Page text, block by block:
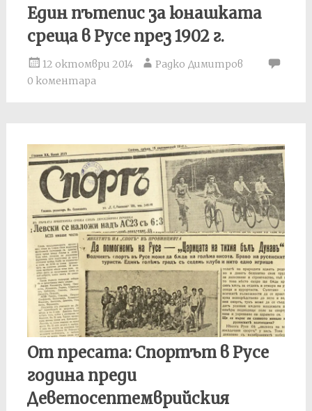
Един пътепис за юнашката
среща в Русе през 1902 г.
12 октомври 2014
Радко Димитров
0 коментара
От пресата: Спортът в Русе
година преди
Деветосептемврийския